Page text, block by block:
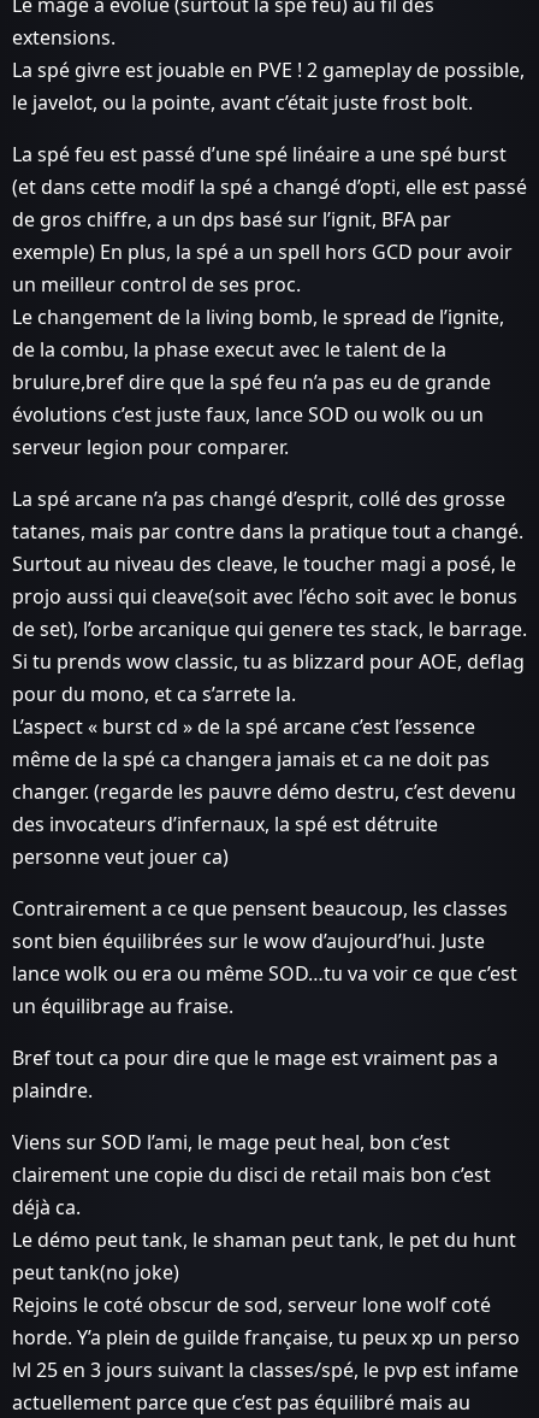
extensions.
La spé givre est jouable en PVE ! 2 gameplay de possible,
le javelot, ou la pointe, avant c’était juste frost bolt.
La spé feu est passé d’une spé linéaire a une spé burst
(et dans cette modif la spé a changé d’opti, elle est passé
de gros chiffre, a un dps basé sur l’ignit, BFA par
exemple) En plus, la spé a un spell hors GCD pour avoir
un meilleur control de ses proc.
Le changement de la living bomb, le spread de l’ignite,
de la combu, la phase execut avec le talent de la
brulure,bref dire que la spé feu n’a pas eu de grande
évolutions c’est juste faux, lance SOD ou wolk ou un
serveur legion pour comparer.
La spé arcane n’a pas changé d’esprit, collé des grosse
tatanes, mais par contre dans la pratique tout a changé.
Surtout au niveau des cleave, le toucher magi a posé, le
projo aussi qui cleave(soit avec l’écho soit avec le bonus
de set), l’orbe arcanique qui genere tes stack, le barrage.
Si tu prends wow classic, tu as blizzard pour AOE, deflag
pour du mono, et ca s’arrete la.
L’aspect « burst cd » de la spé arcane c’est l’essence
même de la spé ca changera jamais et ca ne doit pas
changer. (regarde les pauvre démo destru, c’est devenu
des invocateurs d’infernaux, la spé est détruite
personne veut jouer ca)
Contrairement a ce que pensent beaucoup, les classes
sont bien équilibrées sur le wow d’aujourd’hui. Juste
lance wolk ou era ou même SOD…tu va voir ce que c’est
un équilibrage au fraise.
Bref tout ca pour dire que le mage est vraiment pas a
plaindre.
Viens sur SOD l’ami, le mage peut heal, bon c’est
clairement une copie du disci de retail mais bon c’est
déjà ca.
Le démo peut tank, le shaman peut tank, le pet du hunt
peut tank(no joke)
Rejoins le coté obscur de sod, serveur lone wolf coté
horde. Y’a plein de guilde française, tu peux xp un perso
lvl 25 en 3 jours suivant la classes/spé, le pvp est infame
actuellement parce que c’est pas équilibré mais au